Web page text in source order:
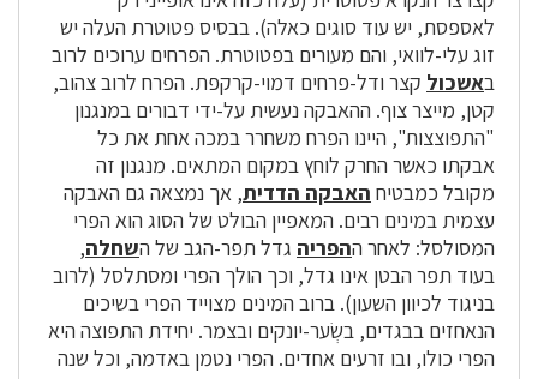
לאספסת, יש עוד סוגים כאלה). בבסיס פטוטרת העלה יש
זוג עלי-לוואי, והם מעורים בפטוטרת. הפרחים ערוכים לרוב
באשכול קצר ודל-פרחים דמוי-קרקפת. הפרח לרוב צהוב,
קטן, מייצר צוף. ההאבקה נעשית על-ידי דבורים במנגנון
"התפוצצות", היינו הפרח משחרר במכה אחת את כל
אבקתו כאשר החרק לוחץ במקום המתאים. מנגנון זה
מקובל כמבטיח האבקה הדדית, אך נמצאה גם האבקה
עצמית במינים רבים. המאפיין הבולט של הסוג הוא הפרי
המסולסל: לאחר ההפריה גדל תפר-הגב של השחלה,
בעוד תפר הבטן אינו גדל, וכך הולך הפרי ומסתלסל (לרוב
בניגוד לכיוון השעון). ברוב המינים מצוייד הפרי בשיכים
הנאחזים בבגדים, בשְׂער-יונקים ובצמר. יחידת התפוצה היא
הפרי כולו, ובו זרעים אחדים. הפרי נטמן באדמה, וכל שנה